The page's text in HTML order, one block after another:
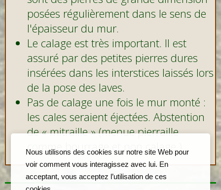
posées régulièrement dans le sens de
l'épaisseur du mur.
Le calage est très important. Il est
assuré par des petites pierres dures
insérées dans les interstices laissés lors
de la pose des laves.
Pas de calage une fois le mur monté :
les cales seraient éjectées. Abstention
de « mitraille » (menue pierraille
comme bourrage et non calage ) .
Nous utilisons des cookies sur notre site Web pour
voir comment vous interagissez avec lui. En
acceptant, vous acceptez l’utilisation de ces